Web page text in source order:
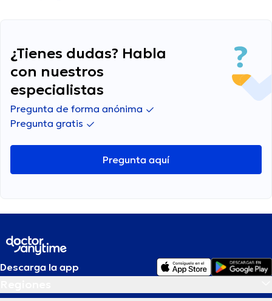
¿Tienes dudas? Habla
con nuestros
especialistas
Pregunta de forma anónima
Pregunta gratis
Pregunta aquí
Descarga la app